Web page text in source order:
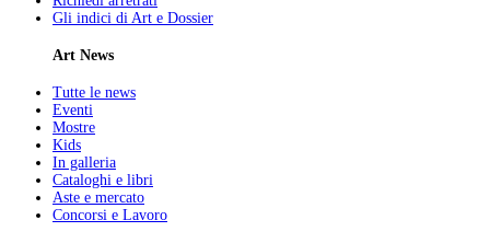
Gli indici di Art e Dossier
Art News
Tutte le news
Eventi
Mostre
Kids
In galleria
Cataloghi e libri
Aste e mercato
Concorsi e Lavoro